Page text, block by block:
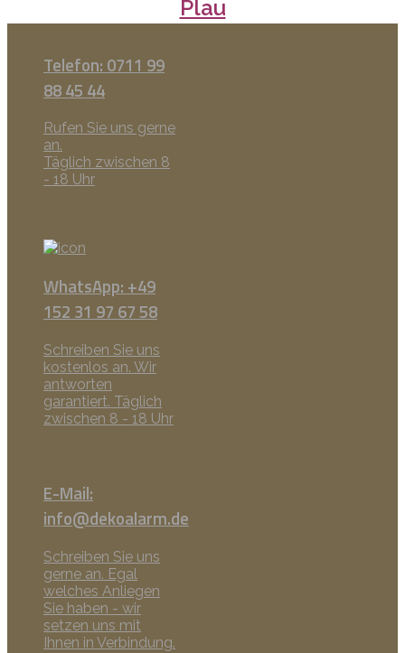
Plau
Telefon: 0711 99
88 45 44
Rufen Sie uns gerne
an.
Täglich zwischen 8
- 18 Uhr
WhatsApp: +49
152 31 97 67 58
Schreiben Sie uns
kostenlos an. Wir
antworten
garantiert. Täglich
zwischen 8 - 18 Uhr
E-Mail:
info@dekoalarm.de
Schreiben Sie uns
gerne an. Egal
welches Anliegen
Sie haben - wir
setzen uns mit
Ihnen in Verbindung.